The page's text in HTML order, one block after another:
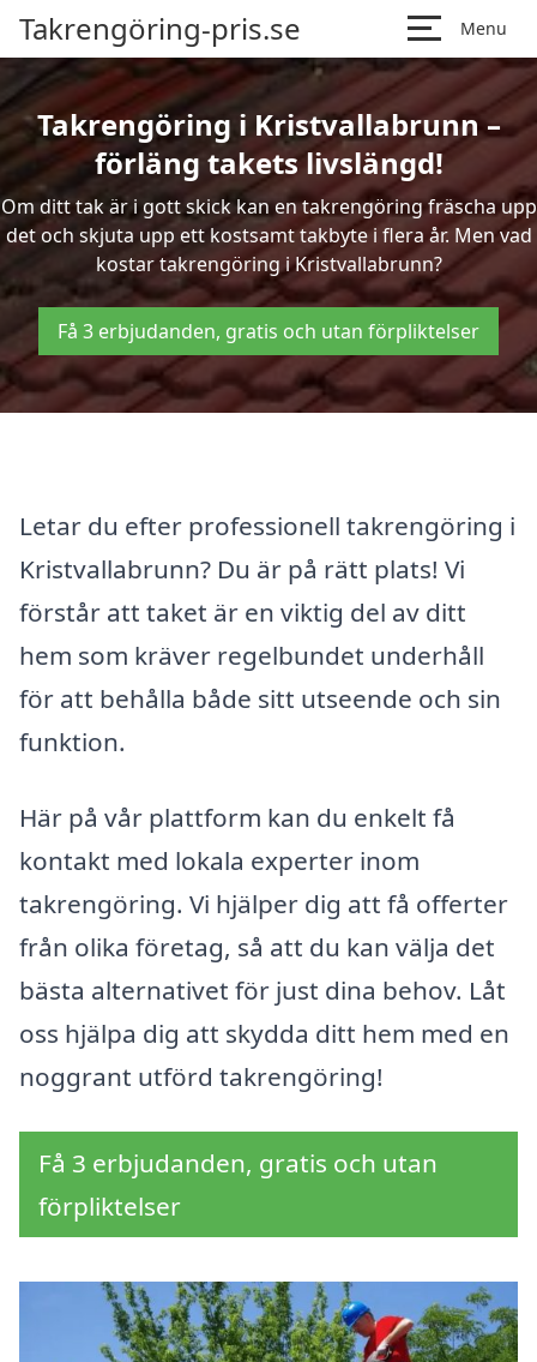
Takrengöring-pris.se Menu
Takrengöring i Kristvallabrunn –
förläng takets livslängd!
Om ditt tak är i gott skick kan en takrengöring fräscha upp
det och skjuta upp ett kostsamt takbyte i flera år. Men vad
kostar takrengöring i Kristvallabrunn?
Få 3 erbjudanden, gratis och utan förpliktelser
Letar du efter professionell takrengöring i
Kristvallabrunn? Du är på rätt plats! Vi
förstår att taket är en viktig del av ditt
hem som kräver regelbundet underhåll
för att behålla både sitt utseende och sin
funktion.
Här på vår plattform kan du enkelt få
kontakt med lokala experter inom
takrengöring. Vi hjälper dig att få offerter
från olika företag, så att du kan välja det
bästa alternativet för just dina behov. Låt
oss hjälpa dig att skydda ditt hem med en
noggrant utförd takrengöring!
Få 3 erbjudanden, gratis och utan
förpliktelser